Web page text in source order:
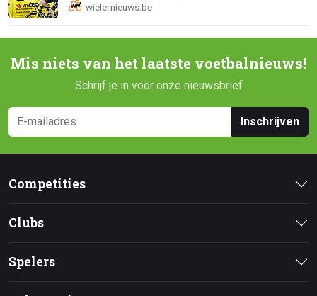
Mis niets van het laatste voetbalnieuws!
Schrijf je in voor onze nieuwsbrief
Inschrijven
Competities
Clubs
Spelers